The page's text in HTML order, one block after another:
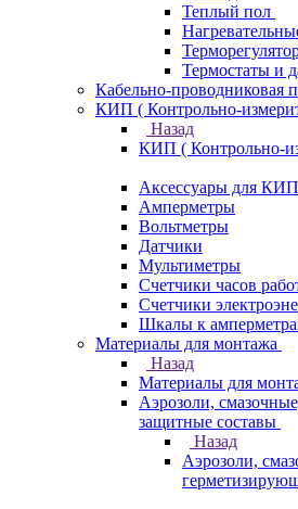
Теплый пол
Термостаты и
Кабельно-проводниковая
КИП ( Контрольно-
Назад
КИП ( Контрольно-
Аксессуары для КИП
Амперметры
Вольтметры
Датчики
Мультиметры
Счетчики часов
Счетчики
Шкалы к
Материалы для монтажа
Назад
Материалы для
Аэрозоли,
защитные составы
Назад
Аэрозоли,